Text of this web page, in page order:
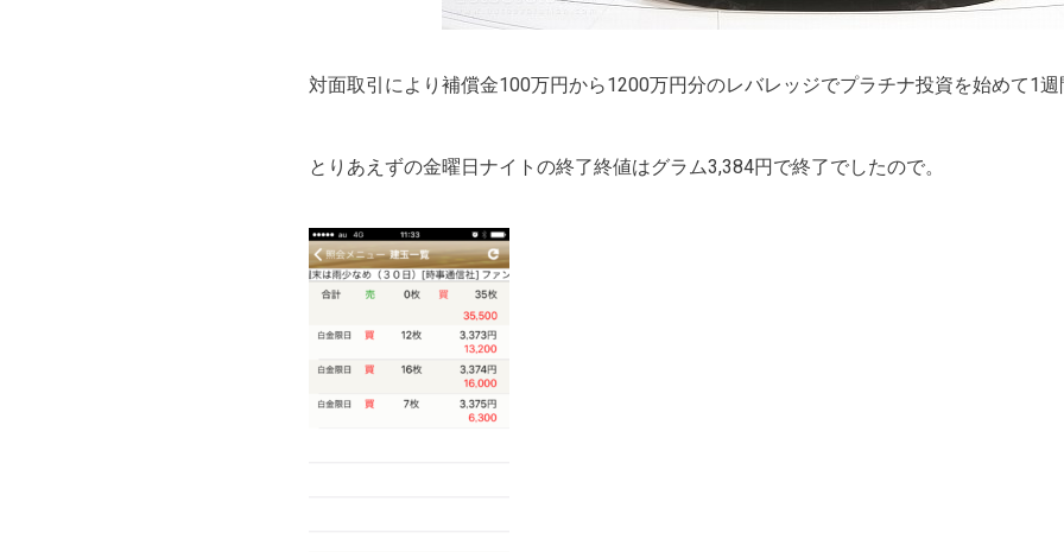
対面取引により補償金100万円から1200万円分のレバレッジでプラチナ投資を始めて1週
とりあえずの金曜日ナイトの終了終値はグラム3,384円で終了でしたので。